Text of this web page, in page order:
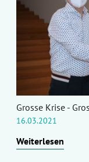
Grosse Krise -
16.03.2021
Weiterlesen